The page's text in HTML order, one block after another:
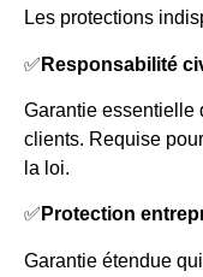
Les protections
✅ Responsabilité
Garantie essentielle
clients. Requise
la loi.
✅ Protection
Garantie étendue